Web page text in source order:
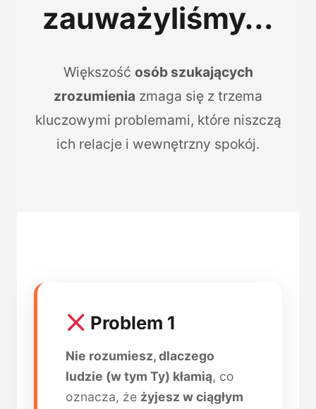
zauważyliśmy…
Większość osób szukających
zrozumienia zmaga się z trzema
kluczowymi problemami, które niszczą
ich relacje i wewnętrzny spokój.
Problem 1
Nie rozumiesz, dlaczego
ludzie (w tym Ty) kłamią, co
oznacza, że żyjesz w ciągłym